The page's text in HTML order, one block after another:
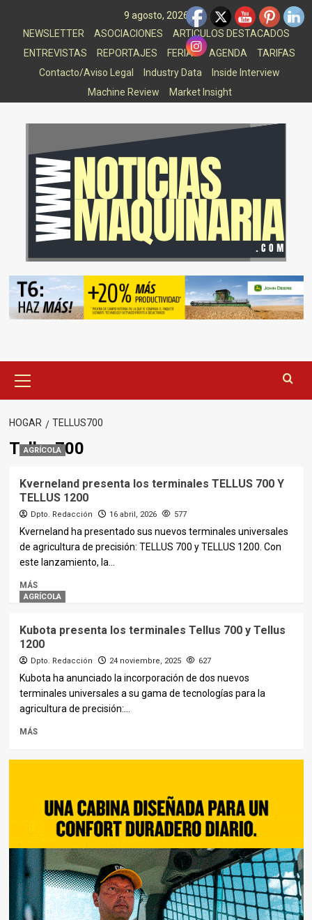
9 agosto, 2026
NEWSLETTER
ASOCIACIONES
ARTICULOS DESTACADOS
ENTREVISTAS
REPORTAJES FERIAS AGENDA
TARIFAS
Contacto/Aviso Legal
Industry Data
Inside Interview
Machine Review
Market Insight
principal
HOGAR TELLUS700
Tellus700
AGRÍCOLA
Kverneland presenta los terminales TELLUS 700 Y
TELLUS 1200
Dpto. Redacción 16 abril, 2026 577
Kverneland ha presentado sus nuevos terminales universales
de agricultura de precisión: TELLUS 700 y TELLUS 1200. Con
este lanzamiento, la...
MÁS
AGRÍCOLA
Kubota presenta los terminales Tellus 700 y Tellus
1200
Dpto. Redacción 24 noviembre, 2025 627
Kubota ha anunciado la incorporación de dos nuevos
terminales universales a su gama de tecnologías para la
agricultura de precisión:...
MÁS